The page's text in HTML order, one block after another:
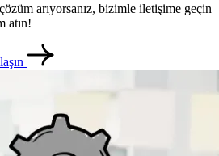
arıyorsanız, bizimle iletişime geçin
atın!